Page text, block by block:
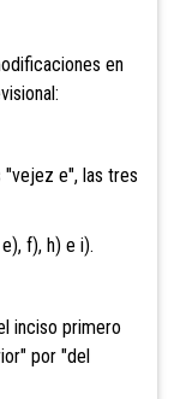
en
"vejez e", las tres
f), h) e i).
inciso primero
por "del